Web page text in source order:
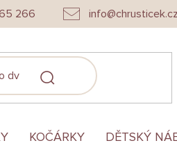
266 info@chrusticek.cz
KOČÁRKY DĚTSKÝ